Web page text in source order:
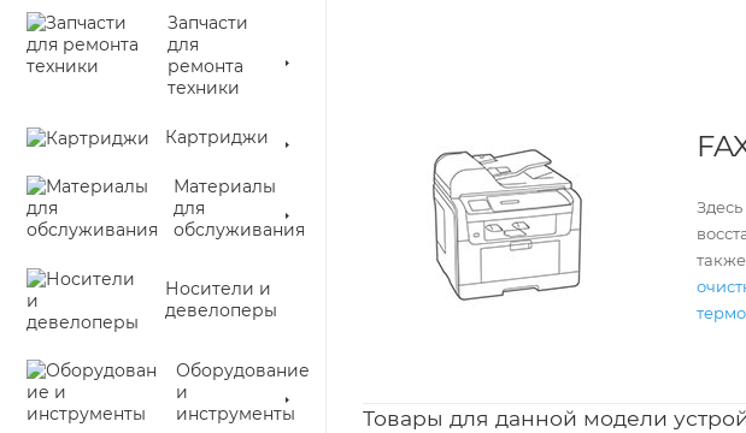
Запчасти
для
ремонта
техники
Картриджи
Материалы
для
обслуживания
Носители и
девелоперы
Оборудование
и
инструменты
Товары для данной модели